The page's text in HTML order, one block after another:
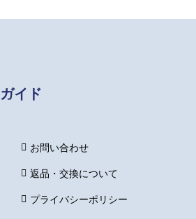
ガイド
お問い合わせ
返品・交換について
プライバシーポリシー